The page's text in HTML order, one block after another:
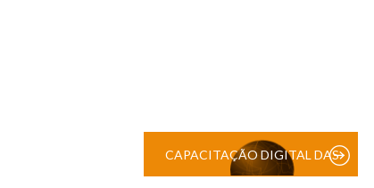
CAPACITAÇÃO DIGITAL DAS